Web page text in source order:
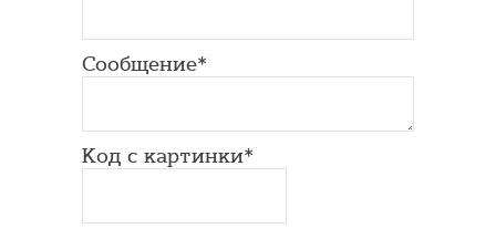
Сообщение*
Код с картинки*